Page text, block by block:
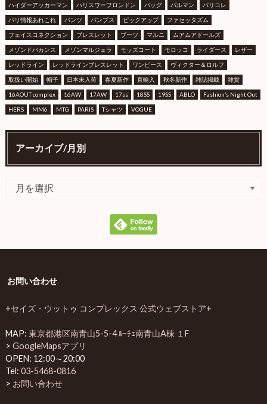
ハイダーアッカーマン ハリスワーフロンドン バッグ バルマン パリコレ
パリ情報あれこれ パンツ パンプス ピックアップ ファセッタズム
フェイスコネクション ブレスレット ブーツ マルニ ムアムアドールズ
メゾンドバカンス メゾンマルジェラ モッズコート モロッコ ライダース レザー
レッドライン レッドラインブレスレット ワンピース ヴィクター＆ロルフ
取扱い開始 帽子 日本未入荷 春夏新作 直輸入 秋冬新作 雑誌掲載 雑貨
16AOUT complex 16AW 17AW 17ss 18SS 19SS ABLO Fashion’s Night Out
HERS MM6 MTG PARIS Tシャツ VOGUE
アーカイブ/月別
お問い合わせ
+セイズ・ウットゥ コンプレックス 公式ウェブストア+
MAP: 東京都港区南青山5-5-4 ﾙｰﾁｪ南青山A棟 １F
> GoogleMapsアプリ
OPEN: 12:00～20:00
Tel: 03-5468-0816
> お問い合わせ